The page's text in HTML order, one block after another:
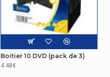
Boitier 10 DVD (pack de 3)
4.48€